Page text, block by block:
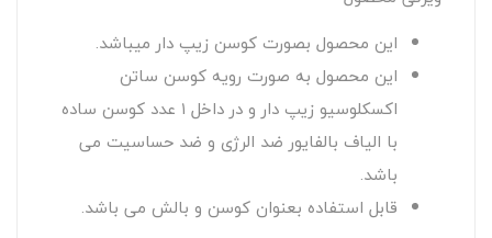
این محصول بصورت کوسن زیپ دار میباشد.
این محصول به صورت رویه کوسن ساتن
اکسکلوسیو زیپ دار و در داخل ۱ عدد کوسن ساده
با الیاف بالفایور ضد الرژی و ضد حساسیت می
باشد.
قابل استفاده بعنوان کوسن و بالش می باشد.